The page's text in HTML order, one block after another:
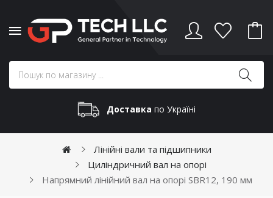
Доставка по Україні
Лінійні вали та підшипники
Циліндричний вал на опорі
Напрямний лінійний вал на опорі SBR12, 190 мм